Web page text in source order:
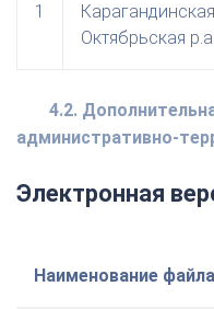
1
Октябрьская р.а.
4.2.
административно-
Электронная
Наименование файла